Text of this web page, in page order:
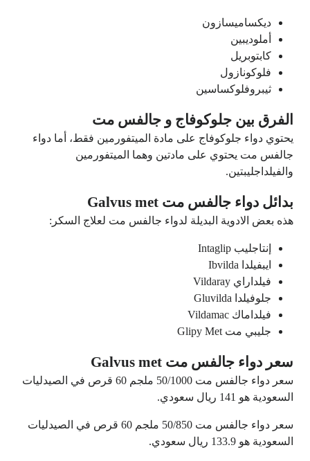
ديكساميسازون
أملوديبين
كابتوبريل
فلوكونازول
ثيبروفلوكساسين
الفرق بين جلوكوفاج و جالفس مت
يحتوي دواء جلوكوفاج على مادة الميتفورمين فقط، أما دواء
جالفس مت يحتوي على مادتين وهما الميتفورمين
والفيلداجليبتين.
بدائل دواء جالفس مت Galvus met
هذه بعض الادوية البديلة لدواء جالفس مت لعلاج السكر:
إنتاجليب Intaglip
ايبفيلدا Ibvilda
فيلداراي Vildaray
جلوفيلدا Gluvilda
فيلداماك Vildamac
جليبي مت Glipy Met
سعر دواء جالفس مت Galvus met
سعر دواء جالفس مت 50/1000 ملجم 60 قرص في الصيدليات
السعودية هو 141 ريال سعودي.
سعر دواء جالفس مت 50/850 ملجم 60 قرص في الصيدليات
السعودية هو 133.9 ريال سعودي.